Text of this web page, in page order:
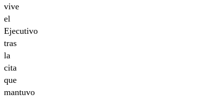
vive
el
Ejecutivo
tras
la
cita
que
mantuvo